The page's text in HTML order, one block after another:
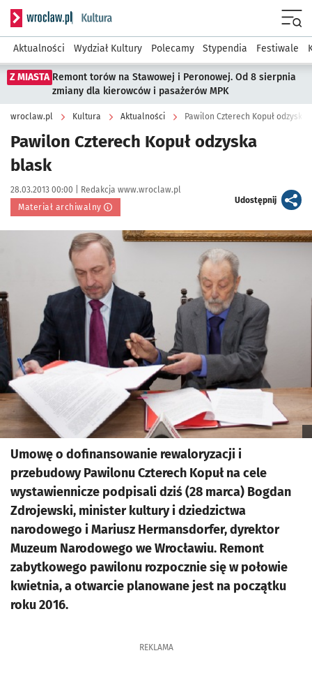
Serwis informacyjny wroclaw.pl podserwis: Kultura
Aktualności Wydział Kultury Polecamy Stypendia Festiwale
Z MIASTA Remont torów na Stawowej i Peronowej. Od 8 sierpnia
zmiany dla kierowców i pasażerów MPK
wroclaw.pl Kultura Aktualności Pawilon Czterech Kopuł odzyska
Pawilon Czterech Kopuł odzyska
blask
Data publikacji:
28.03.2013 00:00 | Autor:
Redakcja www.wroclaw.pl
Materiał archiwalny
Udostępnijartykuł
Kliknij, aby powiększyć
Umowę o dofinansowanie rewaloryzacji i
przebudowy Pawilonu Czterech Kopuł na cele
wystawiennicze podpisali dziś (28 marca) Bogdan
Zdrojewski, minister kultury i dziedzictwa
narodowego i Mariusz Hermansdorfer, dyrektor
Muzeum Narodowego we Wrocławiu. Remont
zabytkowego pawilonu rozpocznie się w połowie
kwietnia, a otwarcie planowane jest na początku
roku 2016.
REKLAMA